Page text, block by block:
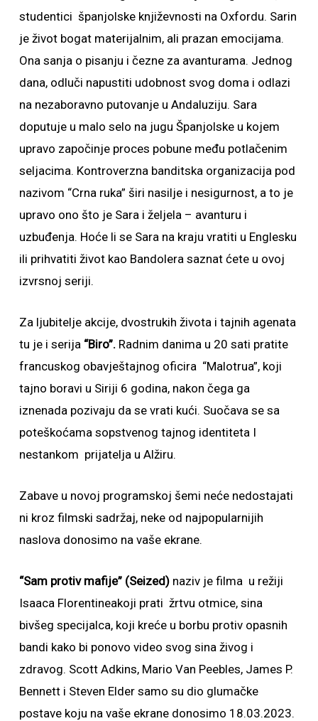
studentici španjolske književnosti na Oxfordu. Sarin
je život bogat materijalnim, ali prazan emocijama.
Ona sanja o pisanju i čezne za avanturama. Jednog
dana, odluči napustiti udobnost svog doma i odlazi
na nezaboravno putovanje u Andaluziju. Sara
doputuje u malo selo na jugu Španjolske u kojem
upravo započinje proces pobune među potlačenim
seljacima. Kontroverzna banditska organizacija pod
nazivom “Crna ruka” širi nasilje i nesigurnost, a to je
upravo ono što je Sara i željela – avanturu i
uzbuđenja. Hoće li se Sara na kraju vratiti u Englesku
ili prihvatiti život kao Bandolera saznat ćete u ovoj
izvrsnoj seriji.
Za ljubitelje akcije, dvostrukih života i tajnih agenata
tu je i serija “Biro”. Radnim danima u 20 sati pratite
francuskog obavještajnog oficira “Malotrua”, koji
tajno boravi u Siriji 6 godina, nakon čega ga
iznenada pozivaju da se vrati kući. Suočava se sa
poteškoćama sopstvenog tajnog identiteta I
nestankom prijatelja u Alžiru.
Zabave u novoj programskoj šemi neće nedostajati
ni kroz filmski sadržaj, neke od najpopularnijih
naslova donosimo na vaše ekrane.
“Sam protiv mafije” (Seized)naziv je filma u režiji
Isaaca Florentineakoji prati žrtvu otmice, sina
bivšeg specijalca, koji kreće u borbu protiv opasnih
bandi kako bi ponovo video svog sina živog i
zdravog. Scott Adkins, Mario Van Peebles, James P.
Bennett i Steven Elder samo su dio glumačke
postave koju na vaše ekrane donosimo 18.03.2023.